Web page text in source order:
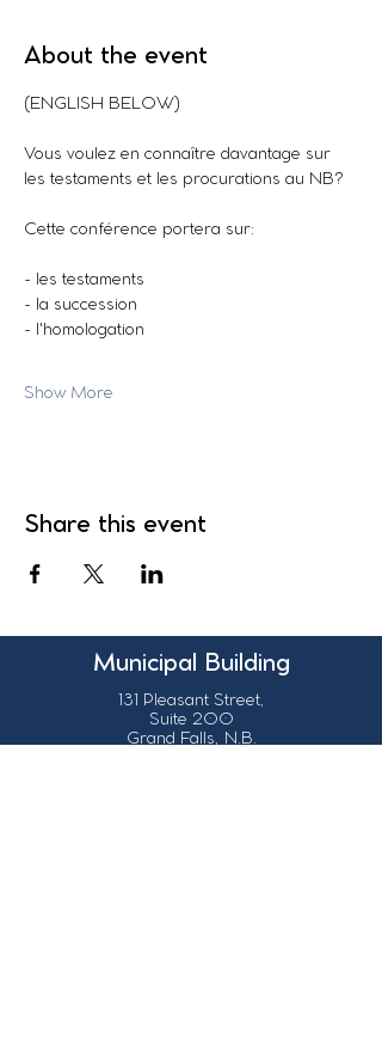
About the event
(ENGLISH BELOW)
Vous voulez en connaître davantage sur
les testaments et les procurations au NB?
Cette conférence portera sur:
- les testaments
- la succession
- l'homologation
Show More
Share this event
Municipal Building
131 Pleasant Street,
Suite 200
Grand Falls, N.B.